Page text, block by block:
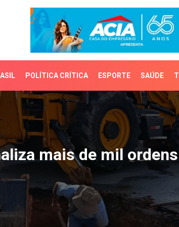
POLÍTICA CRÍTICA ESPORTE SAÚDE
mais de mil
mais de mil